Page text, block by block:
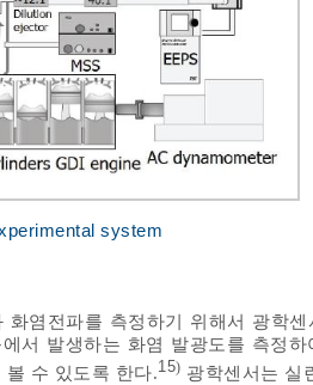
system
화염전파를 측정하기 위해서 광학
서 발생하는 화염 발광도를 측정
볼 수 있도록 한다.15) 광학센서는 실